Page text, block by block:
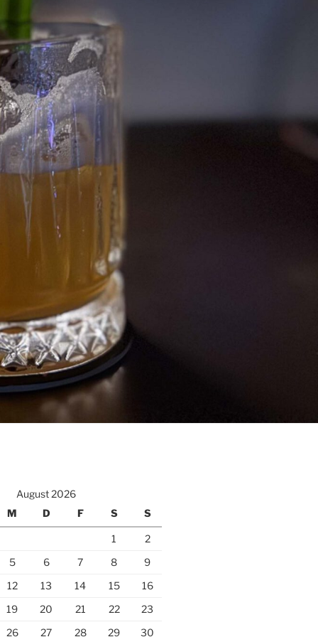
August 2026
M
D F S S
1
2
5
6 7 8
9
12
13 14 15
16
19
20 21 22
23
26
27 28 29 30